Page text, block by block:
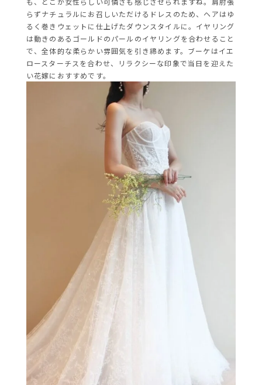
らずナチュラルにお召しいただけるドレスのため、ヘアはゆ
るく巻きウェットに仕上げたダウンスタイルに。イヤリング
は動きのあるゴールドのパールのイヤリングを合わせること
で、全体的な柔らかい雰囲気を引き締めます。ブーケはイエ
ロースターチスを合わせ、リラクシーな印象で当日を迎えた
い花嫁におすすめです。